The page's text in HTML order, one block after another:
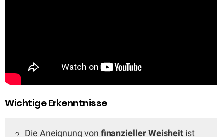
Wichtige Erkenntnisse
Die Aneignung von finanzieller Weisheit ist